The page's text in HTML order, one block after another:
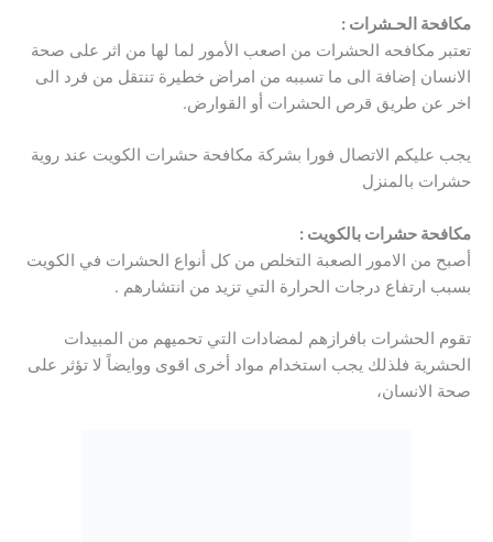
مكافحة الحـشرات :
تعتبر مكافحه الحشرات من اصعب الأمور لما لها من اثر على صحة
الانسان إضافة الى ما تسببه من امراض خطيرة تنتقل من فرد الى
اخر عن طريق قرص الحشرات أو القوارض.
يجب عليكم الاتصال فورا بشركة مكافحة حشرات الكويت عند روية
حشرات بالمنزل
مكافحة حشرات بالكويت :
أصبح من الامور الصعبة التخلص من كل أنواع الحشرات في الكويت
بسبب ارتفاع درجات الحرارة التي تزيد من انتشارهم .
تقوم الحشرات بافرازهم لمضادات التي تحميهم من المبيدات
الحشرية فلذلك يجب استخدام مواد أخرى اقوى ووايضاً لا تؤثر على
صحة الانسان،